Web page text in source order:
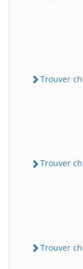
Trouver
Trouver
Trouver